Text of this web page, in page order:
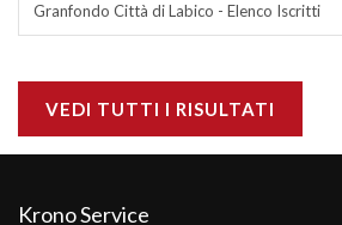
Granfondo Città di Labico - Elenco Iscritti
VEDI TUTTI I RISULTATI
Krono Service